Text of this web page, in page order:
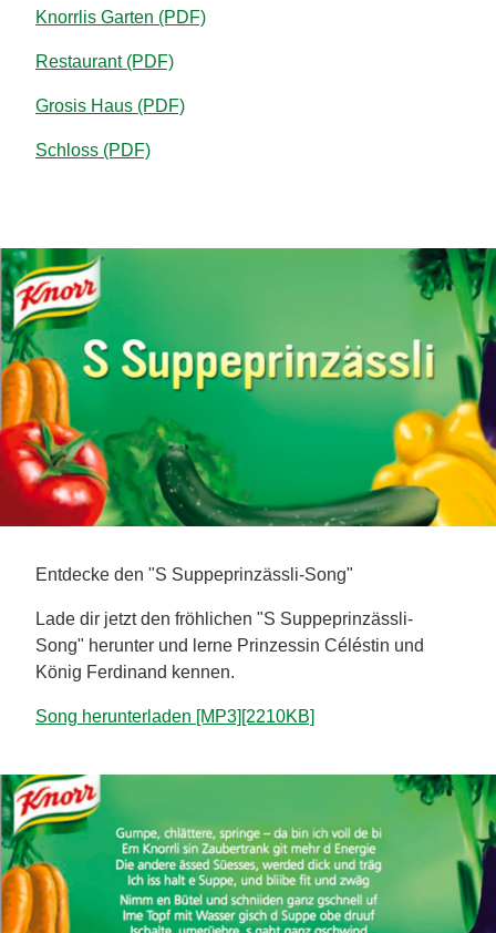
Knorrlis Garten (PDF)
Restaurant (PDF)
Grosis Haus (PDF)
Schloss (PDF)
Entdecke den "S Suppeprinzässli-Song"
Lade dir jetzt den fröhlichen "S Suppeprinzässli-
Song" herunter und lerne Prinzessin Céléstin und
König Ferdinand kennen.
Song herunterladen [MP3][2210KB]